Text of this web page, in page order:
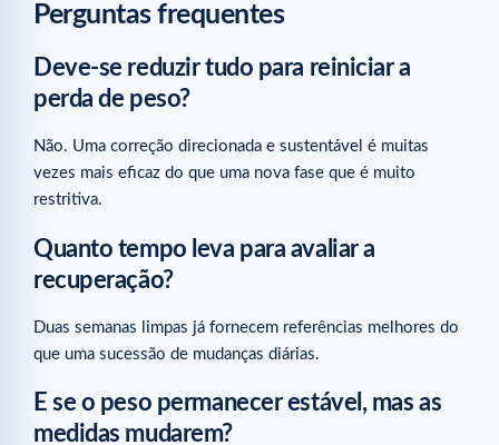
Perguntas frequentes
Deve-se reduzir tudo para reiniciar a
perda de peso?
Não. Uma correção direcionada e sustentável é muitas
vezes mais eficaz do que uma nova fase que é muito
restritiva.
Quanto tempo leva para avaliar a
recuperação?
Duas semanas limpas já fornecem referências melhores do
que uma sucessão de mudanças diárias.
E se o peso permanecer estável, mas as
medidas mudarem?